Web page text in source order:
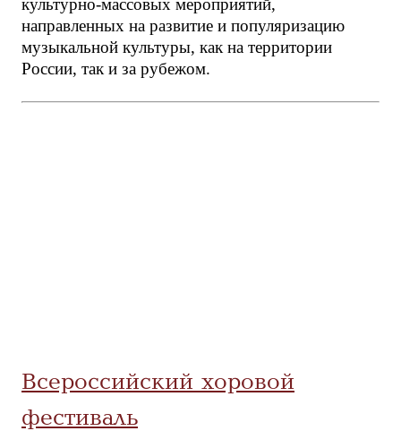
направленных на развитие и популяризацию
музыкальной культуры, как на территории
России, так и за рубежом.
Всероссийский хоровой
фестиваль